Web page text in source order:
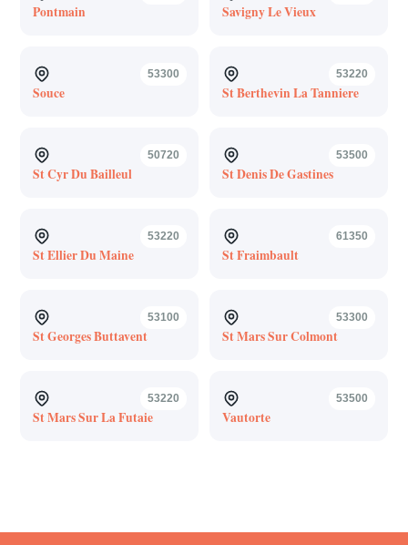
Pontmain Savigny Le Vieux
53300
Souce
53220
St Berthevin La Tanniere
50720
St Cyr Du Bailleul
53500
St Denis De Gastines
53220
St Ellier Du Maine
61350
St Fraimbault
53100
St Georges Buttavent
53300
St Mars Sur Colmont
53220
St Mars Sur La Futaie
53500
Vautorte